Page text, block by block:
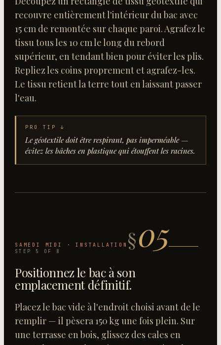
recouvre entièrement l'intérieur du bac avec
15 cm de remontée sur chaque paroi. Agrafez le
tissu tous les 10 cm le long du rebord
supérieur, en tendant bien pour éviter les plis.
Repliez les coins proprement et agrafez-les.
Le tissu retient la terre tout en laissant passer
l'eau.
PRO TIP ↓
Le géotextile doit être respirant, pas imperméable —
évitez les bâches en plastique qui étouffent les racines.
SAMEDI MIDI · INSTALLATION §05
STEP 5 OF 8
Positionnez le bac à son
emplacement définitif.
Placez le bac vide à l'endroit choisi avant de le
remplir — il pèsera 150 kg une fois plein. Sur
une terrasse en bois, glissez des cales en